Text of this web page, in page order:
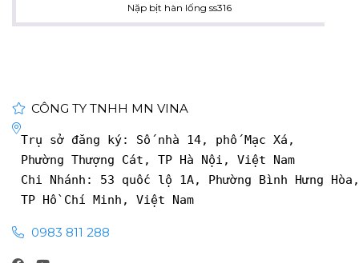
Nặp bịt hàn lống ss316
CÔNG TY TNHH MN VINA
Trụ sở đăng ký: Số nhà 14, phố Mạc Xá,
Phường Thượng Cát, TP Hà Nội, Việt Nam
Chi Nhánh: 53 quốc lộ 1A, Phường Bình Hưng
TP Hồ Chí Minh, Việt Nam
0983 811 288